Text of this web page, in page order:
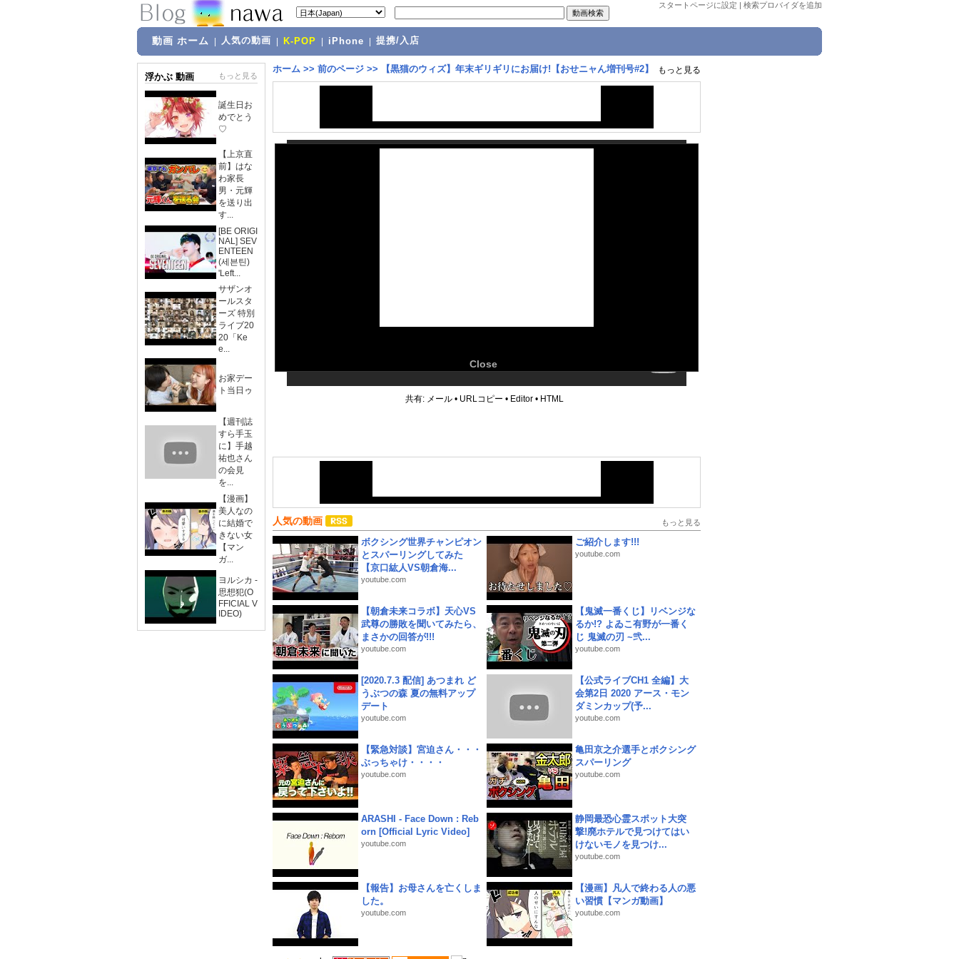
スタートページに設定 | 検索プロバイダを追加
動画 ホーム 人気の動画 K-POP iPhone 提携/入店
浮かぶ 動画 もっと見る
誕生日お
めでとう
♡
【上京直
前】はな
わ家長
男・元輝
を送り出
す...
[BE ORIGI
NAL] SEV
ENTEEN
(세븐틴)
'Left...
サザンオ
ールスタ
ーズ 特別
ライブ20
20「Ke
e...
お家デー
ト当日ゥ
【週刊誌
すら手玉
に】手越
祐也さん
の会見
を...
【漫画】
美人なの
に結婚で
きない女
【マン
ガ...
ヨルシカ -
思想犯(O
FFICIAL V
IDEO)
ホーム >> 前のページ >> 【黒猫のウィズ】年末ギリギリにお届け!【おせニャん増刊号#2】 もっと見る
Close
共有: メール • URLコピー • Editor • HTML
人気の動画 もっと見る
ボクシング世界チャンピオン
とスパーリングしてみた
【京口紘人VS朝倉海...
youtube.com
ご紹介します!!!
youtube.com
【朝倉未来コラボ】天心VS
武尊の勝敗を聞いてみたら、
まさかの回答が!!!
youtube.com
【鬼滅一番くじ】リベンジな
るか!? よゐこ有野が一番く
じ 鬼滅の刃 ~弐...
youtube.com
[2020.7.3 配信] あつまれ ど
うぶつの森 夏の無料アップ
デート
youtube.com
【公式ライブCH1 全編】大
会第2日 2020 アース・モン
ダミンカップ(予...
youtube.com
【緊急対談】宮迫さん・・・
ぶっちゃけ・・・・
youtube.com
亀田京之介選手とボクシング
スパーリング
youtube.com
ARASHI - Face Down : Reb
orn [Official Lyric Video]
youtube.com
静岡最恐心霊スポット大突
撃!廃ホテルで見つけてはい
けないモノを見つけ...
youtube.com
【報告】お母さんを亡くしま
した。
youtube.com
【漫画】凡人で終わる人の悪
い習慣【マンガ動画】
youtube.com